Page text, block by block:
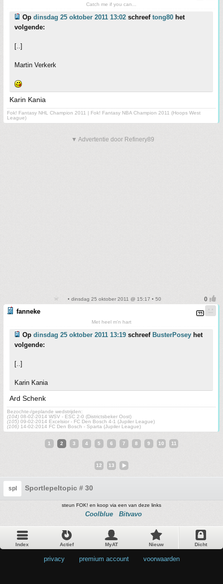
Catch me if you can...
Op dinsdag 25 oktober 2011 13:02 schreef tong80 het
volgende:
[..]
Martin Verkerk
Karin Kania
Fok! Fantasy NHL Champion 2011 | Fok! Fantasy NBA Champion 2011 (Hoops West
League)
▼ Advertentie door Refinery89
• dinsdag 25 oktober 2011 @ 15:17 • 50
fanneke
Met heel m'n hart
Op dinsdag 25 oktober 2011 13:19 schreef BusterPosey het
volgende:
[..]
Karin Kania
Ard Schenk
Bezochte-/geplande wedstrijden:
(104) 08-02-2014 WSV - ESC 2-0 (Districtsbeker Oost)
(105) 09-02-2014 Excelsior - FC Den Bosch 4-1 (Jupiler League)
(106) 14-02-2014 FC Den Bosch - Sparta (Jupiler League)
1 2 3 4 5 6 7 8 9 10 11
12 13
spl Sportlepeltopic # 30
steun FOK! en koop via een van deze links
Coolblue Bitvavo
Index Actief MyAT Nieuw Dicht
privacy premium account voorwaarden